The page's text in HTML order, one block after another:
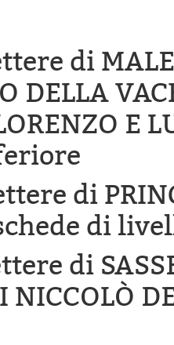
di
DELLA
E
di
di
di
NICCOLÒ